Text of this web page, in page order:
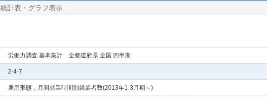
統計表・グラフ表示
労働力調査 基本集計 全都道府県 全国 四半期
2-4-7
雇用形態，月間就業時間別就業者数(2013年1-3月期～)